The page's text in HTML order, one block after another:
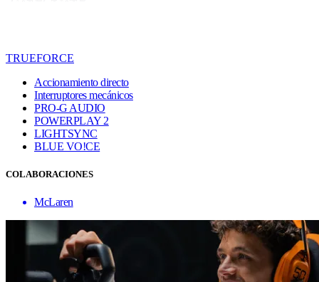
TRUEFORCE
Accionamiento directo
Interruptores mecánicos
PRO-G AUDIO
POWERPLAY 2
LIGHTSYNC
BLUE VO!CE
COLABORACIONES
McLaren